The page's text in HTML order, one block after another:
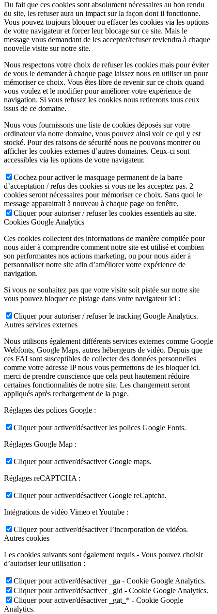
Du fait que ces cookies sont absolument nécessaires au bon rendu
du site, les refuser aura un impact sur la façon dont il fonctionne.
Vous pouvez toujours bloquer ou effacer les cookies via les options
de votre navigateur et forcer leur blocage sur ce site. Mais le
message vous demandant de les accepter/refuser reviendra à chaque
nouvelle visite sur notre site.
Nous respectons votre choix de refuser les cookies mais pour éviter
de vous le demander à chaque page laissez nous en utiliser un pour
mémoriser ce choix. Vous êtes libre de revenir sur ce choix quand
vous voulez et le modifier pour améliorer votre expérience de
navigation. Si vous refusez les cookies nous retirerons tous ceux
issus de ce domaine.
Nous vous fournissons une liste de cookies déposés sur votre
ordinateur via notre domaine, vous pouvez ainsi voir ce qui y est
stocké. Pour des raisons de sécurité nous ne pouvons montrer ou
afficher les cookies externes d’autres domaines. Ceux-ci sont
accessibles via les options de votre navigateur.
Cochez pour activer le masquage permanent de la barre
d’acceptation / refus des cookies si vous ne les acceptez pas. 2
cookies seront nécessaires pour mémoriser ce choix. Sans quoi le
message apparaitrait à nouveau à chaque page ou fenêtre.
Cliquer pour autoriser / refuser les cookies essentiels au site.
Cookies Google Analytics
Ces cookies collectent des informations de manière compilée pour
nous aider à comprendre comment notre site est utilisé et combien
son performantes nos actions marketing, ou pour nous aider à
personnaliser notre site afin d’améliorer votre expérience de
navigation.
Si vous ne souhaitez pas que votre visite soit pistée sur notre site
vous pouvez bloquer ce pistage dans votre navigateur ici :
Cliquer pour autoriser / refuser le tracking Google Analytics.
Autres services externes
Nous utilisons également différents services externes comme Google
Webfonts, Google Maps, autres hébergeurs de vidéo. Depuis que
ces FAI sont susceptibles de collecter des données personnelles
comme votre adresse IP nous vous permettons de les bloquer ici.
merci de prendre conscience que cela peut hautement réduire
certaines fonctionnalités de notre site. Les changement seront
appliqués après rechargement de la page.
Réglages des polices Google :
Cliquer pour activer/désactiver les polices Google Fonts.
Réglages Google Map :
Cliquer pour activer/désactiver Google maps.
Réglages reCAPTCHA :
Cliquer pour activer/désactiver Google reCaptcha.
Intégrations de vidéo Vimeo et Youtube :
Cliquez pour activer/désactiver l’incorporation de vidéos.
Autres cookies
Les cookies suivants sont également requis - Vous pouvez choisir
d’autoriser leur utilisation :
Cliquer pour activer/désactiver _ga - Cookie Google Analytics.
Cliquer pour activer/désactiver _gid - Cookie Google Analytics.
Cliquer pour activer/désactiver _gat_* - Cookie Google
Analytics.